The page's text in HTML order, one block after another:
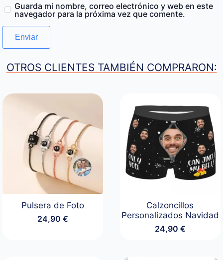
Guarda mi nombre, correo electrónico y web en este
navegador para la próxima vez que comente.
OTROS CLIENTES TAMBIÉN COMPRARON:
Pulsera de Foto
24,90€
Calzoncillos
Personalizados Navidad
24,90 €